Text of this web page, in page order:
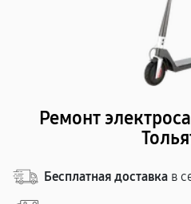
Ремонт
Бесплатная доставка в